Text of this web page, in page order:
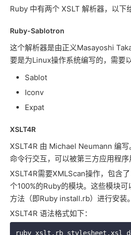
Ruby 中有两个 XSLT 解析器，以下
Ruby-Sablotron
这个解析器是由正义Masayoshi
要是为Linux操作系统编写的，需要以
Sablot
Iconv
Expat
XSLT4R
XSLT4R 由 Michael Neumann 编写
命令行交互，可以被第三方应用程序
XSLT4R需要XMLScan操作，包含
个100%的Ruby的模块。这些模块
方法（即Ruby install.rb）进行安装。
XSLT4R 语法格式如下：
ruby xslt.rb stylesheet.xsl